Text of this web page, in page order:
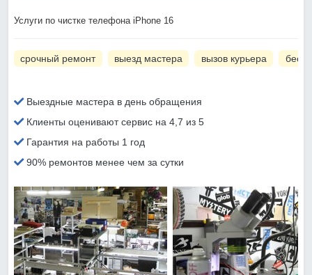
Услуги по чистке телефона iPhone 16
срочный ремонт выезд мастера вызов курьера
Выездные мастера в день обращения
Клиенты оценивают сервис на 4,7 из 5
Гарантия на работы 1 год
90% ремонтов менее чем за сутки